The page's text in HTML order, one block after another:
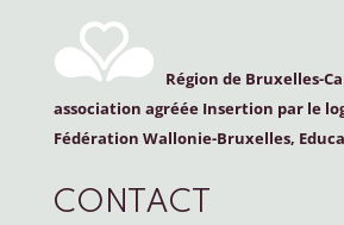
Région de Bruxelles-
association agréée Insertion par le
Fédération Wallonie-Bruxelles,
CONTACT